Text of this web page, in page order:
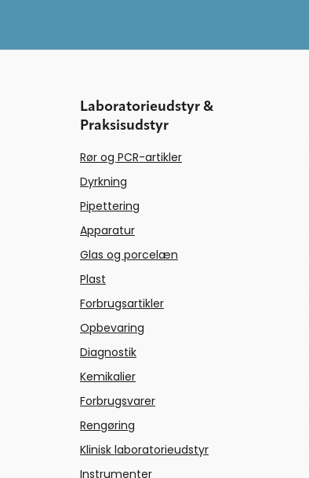
Laboratorieudstyr &
Praksisudstyr
Rør og PCR-artikler
Dyrkning
Pipettering
Apparatur
Glas og porcelæn
Plast
Forbrugsartikler
Opbevaring
Diagnostik
Kemikalier
Forbrugsvarer
Rengøring
Klinisk laboratorieudstyr
Instrumenter